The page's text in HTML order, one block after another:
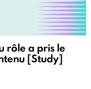
rôle a pris le
[Study]